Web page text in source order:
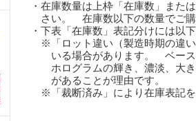
・在庫数量は上枠「在庫数」また
さい。 在庫数以下の数量でご購
・下表「在庫数」表記分けには以
※「ロット違い（製造時期の違い
いる場合があります。 ベース
ホログラムの輝き、濃淡、大き
があることが理由です。
※「裁断済み」により在庫表記を